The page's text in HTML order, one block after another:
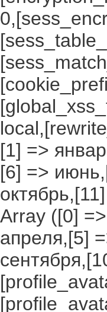
[1] =>
[6] =>
Array ([0]
апреля,[5]